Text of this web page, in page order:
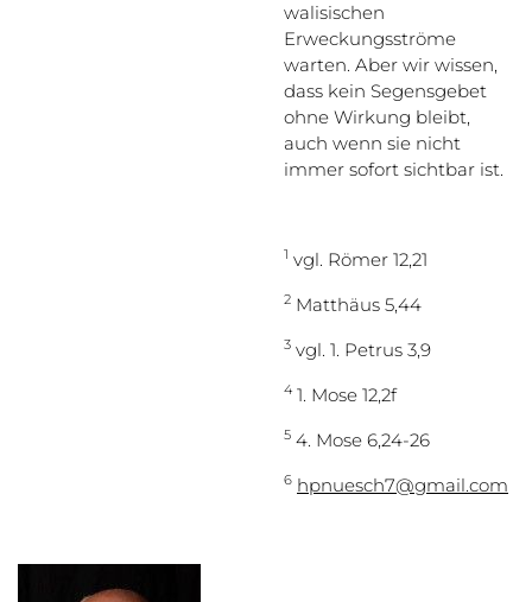
walisischen
Erweckungsströme
warten. Aber wir wissen,
dass kein Segensgebet
ohne Wirkung bleibt,
auch wenn sie nicht
immer sofort sichtbar ist.
1 vgl. Römer 12,21
2 Matthäus 5,44
3 vgl. 1. Petrus 3,9
41. Mose 12,2f
5 4. Mose 6,24-26
6 hpnuesch7@gmail.com